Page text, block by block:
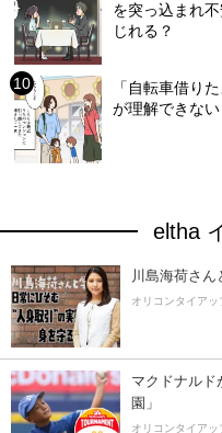
を突っ込まれ
じれる？
「自転車借り
が理解できな
eltha
川島海荷さん
オリコンタイアッ
マクドナルド
園」
オリコンタイアッ